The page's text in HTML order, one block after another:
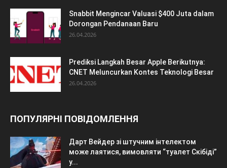
Snabbit Mengincar Valuasi $400 Juta dalam
Dorongan Pendanaan Baru
26.04.2026
Prediksi Langkah Besar Apple Berikutnya:
CNET Meluncurkan Kontes Teknologi Besar
26.04.2026
ПОПУЛЯРНІ ПОВІДОМЛЕННЯ
Дарт Вейдер зі штучним інтелектом
може лаятися, вимовляти “туалет Скібіді”
у...